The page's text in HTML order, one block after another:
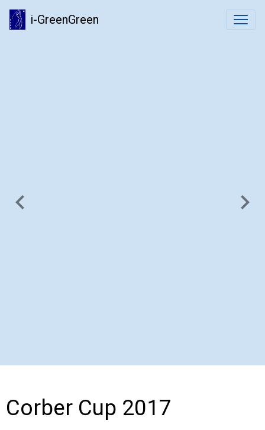
i-GreenGreen
Corber Cup 2017